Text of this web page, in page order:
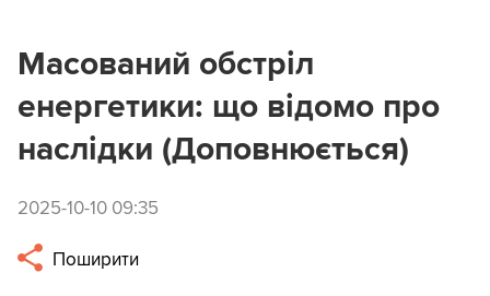
Масований обстріл
енергетики: що відомо про
наслідки (Доповнюється)
2025-10-10 09:35
Поширити